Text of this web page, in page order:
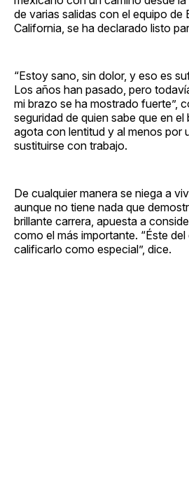
de varias salidas con el equipo de
California, se ha declarado listo
“Estoy sano, sin dolor, y eso es
Los años han pasado, pero
mi brazo se ha mostrado fuerte”,
seguridad de quien sabe que en
agota con lentitud y al menos por
sustituirse con trabajo.
De cualquier manera se niega a
aunque no tiene nada que
brillante carrera, apuesta a
como el más importante. “Éste
calificarlo como especial”, dice.